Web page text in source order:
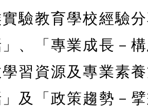
驗教育學校經驗
、「專業成長－
習資源及專業素
及「政策趨勢－